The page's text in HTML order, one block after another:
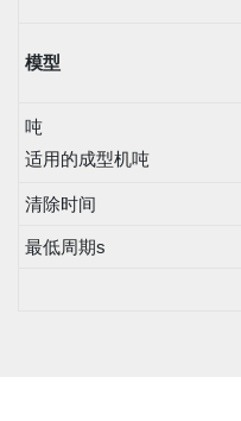
模型
吨
适用的成型机吨
清除时间
最低周期s